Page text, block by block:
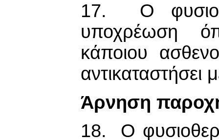
17. Ο
υποχρέωση
κάποιου
αντικαταστήσει
Άρνηση
18. Ο